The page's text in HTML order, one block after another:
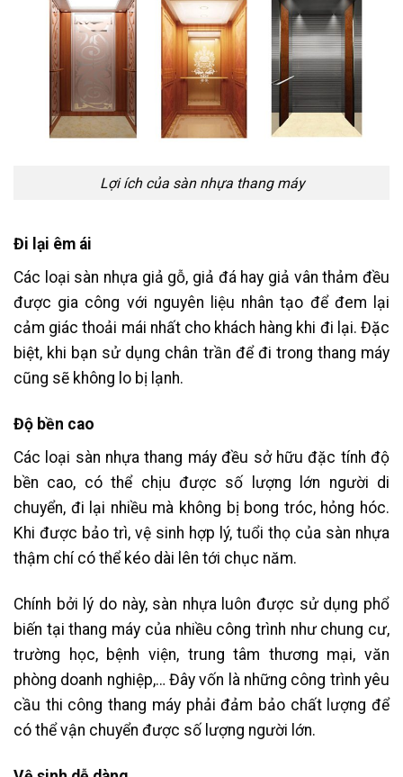
Lợi ích của sàn nhựa thang máy
Đi lại êm ái
Các loại sàn nhựa giả gỗ, giả đá hay giả vân thảm đều
được gia công với nguyên liệu nhân tạo để đem lại
cảm giác thoải mái nhất cho khách hàng khi đi lại. Đặc
biệt, khi bạn sử dụng chân trần để đi trong thang máy
cũng sẽ không lo bị lạnh.
Độ bền cao
Các loại sàn nhựa thang máy đều sở hữu đặc tính độ
bền cao, có thể chịu được số lượng lớn người di
chuyển, đi lại nhiều mà không bị bong tróc, hỏng hóc.
Khi được bảo trì, vệ sinh hợp lý, tuổi thọ của sàn nhựa
thậm chí có thể kéo dài lên tới chục năm.
Chính bởi lý do này, sàn nhựa luôn được sử dụng phổ
biến tại thang máy của nhiều công trình như chung cư,
trường học, bệnh viện, trung tâm thương mại, văn
phòng doanh nghiệp,… Đây vốn là những công trình yêu
cầu thi công thang máy phải đảm bảo chất lượng để
có thể vận chuyển được số lượng người lớn.